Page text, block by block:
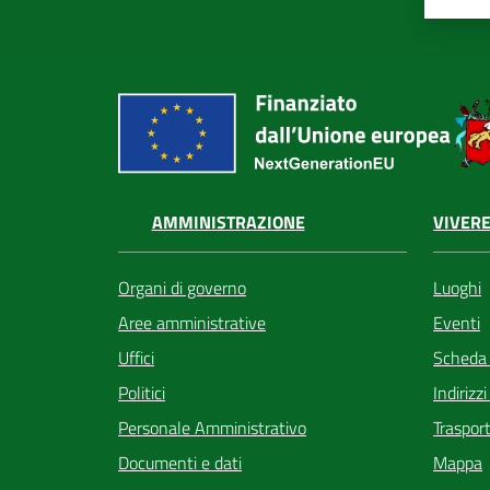
AMMINISTRAZIONE
Organi di governo
Aree amministrative
Uffici
Politici
Personale Amministrativo
Documenti e dati
Luoghi
Eventi
Mappa